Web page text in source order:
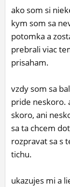
ako som si
kym som sa
potomka a
prebrali viac
prisaham.
vzdy som sa
pride neskoro.
skoro, ani
sa ta chcem
rozpravat sa s
tichu.
ukazujes mi a